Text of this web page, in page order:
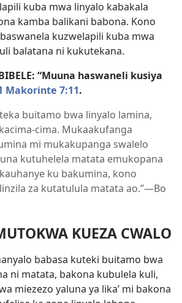
kuba mwa linyalo kabakala
kamba balikani babona. Kono
kuzwelapili kuba mwa
balatana ni kukutekana.
“Muuna haswaneli kusiya
Makorinte 7:11.
buitamo bwa linyalo lamina,
cima. Mukaakufanga
mi mukakupanga swalelo
kutuhelela matata emukopana
ku bakumina, kono
za kutatulula matata ao.”—Bo
KUEZA CWALO
babasa kuteki buitamo bwa
ni matata, bakona kubulela kuli,
miezezo yaluna ya lika’ mi bakona